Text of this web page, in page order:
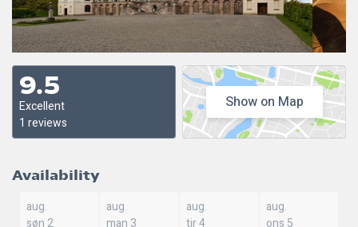
9.5
Excellent
1 reviews
Show on Map
Availability
aug.
søn 2
aug.
man 3
aug.
tir 4
aug.
ons 5